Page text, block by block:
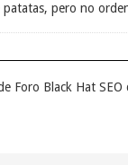
pero no
Foro Black Hat SEO